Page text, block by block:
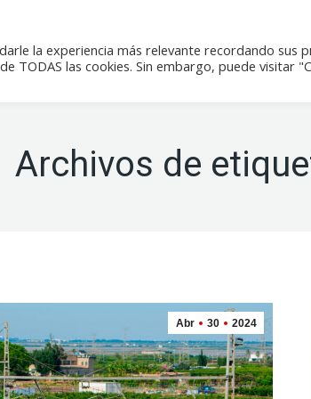
Noticias Actividades
Archivos de
Abr 30 2024
la experiencia más relevante recordando sus
TODAS las cookies. Sin embargo, puede visitar